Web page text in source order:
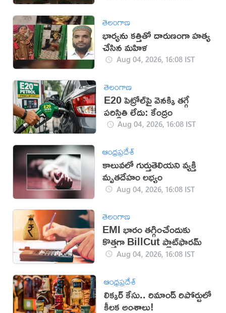
తెలంగాణ
భార్యను కత్తితో దారుణంగా హత్య
చేసిన మహిళ
Aug 04, 2026, 16:08 IST
తెలంగాణ
E20 పెట్రోల్‌పై వెనక్కి తగ్గే
పరిస్థితి లేదు: కేంద్రం
Aug 04, 2026, 16:08 IST
ఆంధ్రప్రదేశ్
కాలువలో గుర్తుతెలియని వ్యక్తి
మృతదేహం లభ్యం
Aug 04, 2026, 16:08 IST
తెలంగాణ
EMI భారం తగ్గించేందుకు
కొత్తగా BillCut ప్లాట్‌ఫారమ్
Aug 04, 2026, 16:08 IST
ఆంధ్రప్రదేశ్
లిక్కర్ కేసు.. రిమాండ్​ రిపోర్టులో
కీలక అంశాలు!